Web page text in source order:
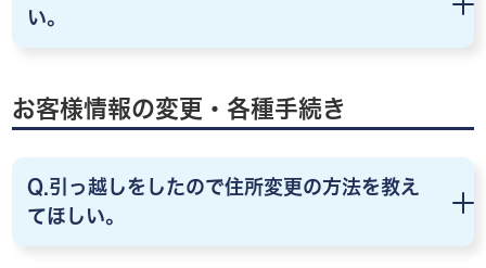
い。
お客様情報の変更・各種手続き
Q.引っ越しをしたので住所変更の方法を教え
てほしい。